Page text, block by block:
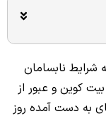
شرایط نابسامان
کوین و عبور از
های به دست آمده روز